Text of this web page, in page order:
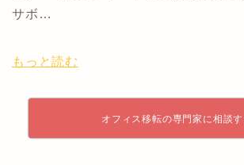
サボ…
もっと読む
オフィス移転の専門家に相談す